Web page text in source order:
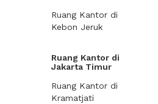
Ruang Kantor di
Kebon Jeruk
Ruang Kantor di
Jakarta Timur
Ruang Kantor di
Kramatjati